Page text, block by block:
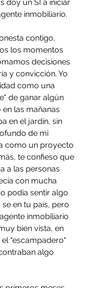
doy un SI a iniciar
inmobiliario.
contigo,
los momentos
decisiones
y convicción. Yo
como una
de ganar algún
las mañanas
en el jardín, sin
de mi
como un proyecto
te confieso que
a las personas
con mucha
podía sentir algo
en tu país, pero
inmobiliario
bien vista, en
"escampadero"
algo